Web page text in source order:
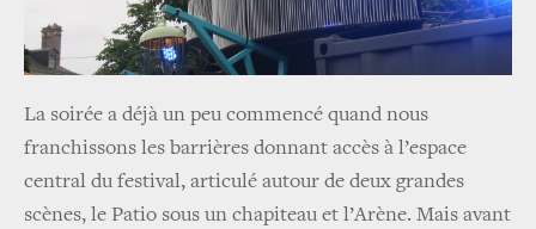
La soirée a déjà un peu commencé quand nous
franchissons les barrières donnant accès à l’espace
central du festival, articulé autour de deux grandes
scènes, le Patio sous un chapiteau et l’Arène. Mais avant